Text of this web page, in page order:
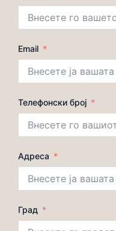
Email
Телефонски број
Адреса
Град